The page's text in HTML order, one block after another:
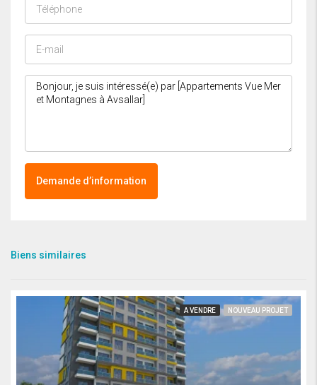
Demande d’information
Biens similaires
A VENDRE NOUVEAU PROJET